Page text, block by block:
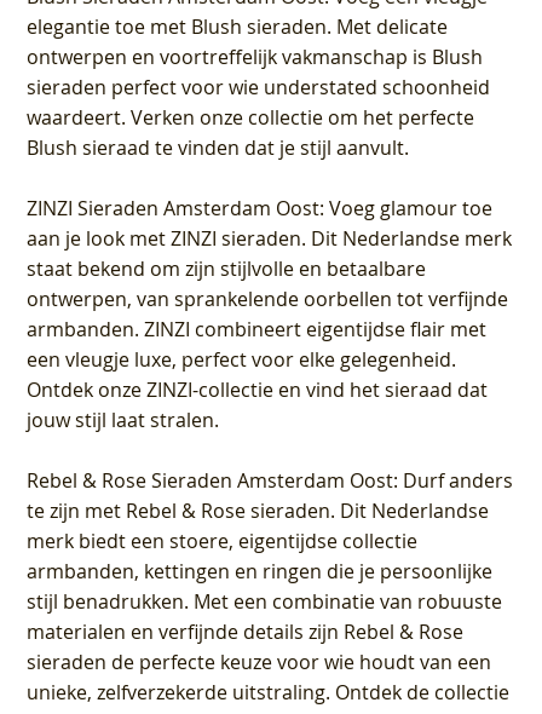
elegantie toe met Blush sieraden. Met delicate
ontwerpen en voortreffelijk vakmanschap is Blush
sieraden perfect voor wie understated schoonheid
waardeert. Verken onze collectie om het perfecte
Blush sieraad te vinden dat je stijl aanvult.
ZINZI Sieraden Amsterdam Oost: Voeg glamour toe
aan je look met ZINZI sieraden. Dit Nederlandse merk
staat bekend om zijn stijlvolle en betaalbare
ontwerpen, van sprankelende oorbellen tot verfijnde
armbanden. ZINZI combineert eigentijdse flair met
een vleugje luxe, perfect voor elke gelegenheid.
Ontdek onze ZINZI-collectie en vind het sieraad dat
jouw stijl laat stralen.
Rebel & Rose Sieraden Amsterdam Oost: Durf anders
te zijn met Rebel & Rose sieraden. Dit Nederlandse
merk biedt een stoere, eigentijdse collectie
armbanden, kettingen en ringen die je persoonlijke
stijl benadrukken. Met een combinatie van robuuste
materialen en verfijnde details zijn Rebel & Rose
sieraden de perfecte keuze voor wie houdt van een
unieke, zelfverzekerde uitstraling. Ontdek de collectie